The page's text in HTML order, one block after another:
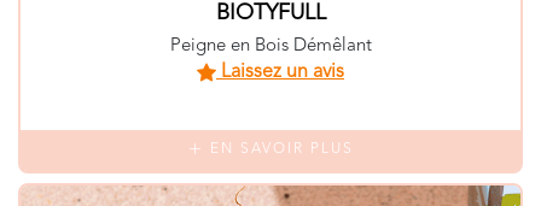
BIOTYFULL
Peigne en Bois Démêlant
Laissez un avis
EN SAVOIR PLUS